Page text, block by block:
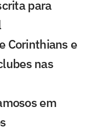
para
Corinthians e
nas
em